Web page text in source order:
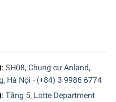
: SH08, Chung cư Anland,
Hà Nội - (+84) 3 9986 6774
: Tầng 5, Lotte Department